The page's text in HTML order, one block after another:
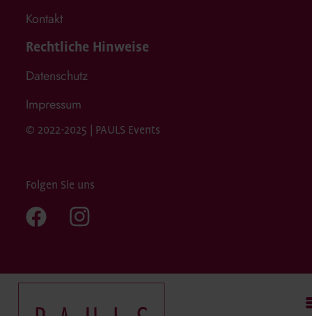
Kontakt
Rechtliche Hinweise
Datenschutz
Impressum
© 2022-2025 | PAULS Events
Folgen Sie uns